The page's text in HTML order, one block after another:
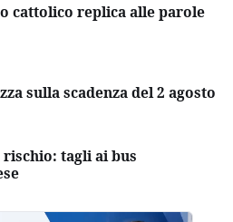
cattolico replica alle parole
sulla scadenza del 2 agosto
tagli ai bus